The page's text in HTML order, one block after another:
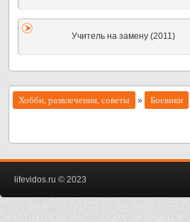
Учитель на замену (2011)
Хобби, развлечения, советы » Боевики
lifevidos.ru © 2023